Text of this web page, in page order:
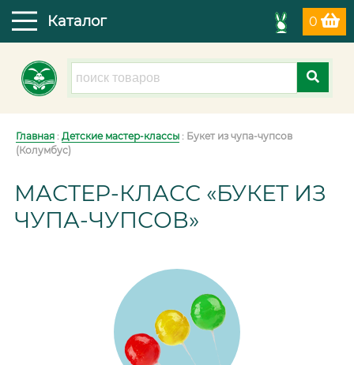
0
Каталог
Главная : Детские мастер-классы : Букет из чупа-чупсов
(Колумбус)
МАСТЕР-КЛАСС «БУКЕТ ИЗ
ЧУПА-ЧУПСОВ»